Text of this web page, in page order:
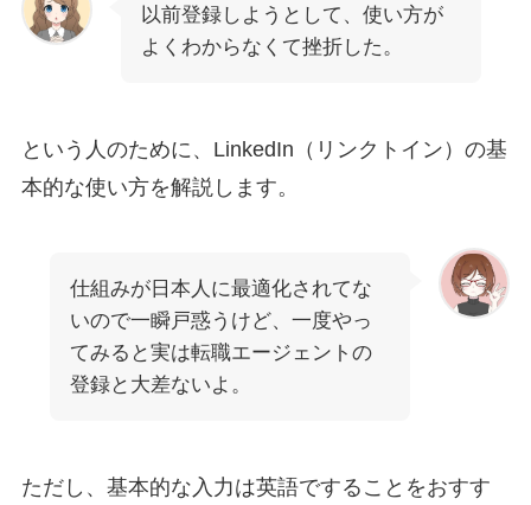
以前登録しようとして、使い方が
よくわからなくて挫折した。
という人のために、LinkedIn（リンクトイン）の基
本的な使い方を解説します。
仕組みが日本人に最適化されてな
いので一瞬戸惑うけど、一度やっ
てみると実は転職エージェントの
登録と大差ないよ。
ただし、基本的な入力は英語ですることをおすす